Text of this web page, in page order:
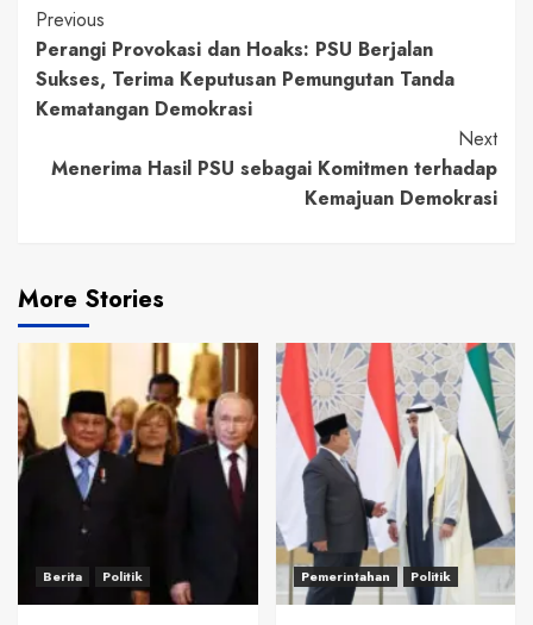
Continue
Reading
Previous
Perangi Provokasi dan Hoaks: PSU Berjalan
Sukses, Terima Keputusan Pemungutan Tanda
Kematangan Demokrasi
Next
Menerima Hasil PSU sebagai Komitmen terhadap
Kemajuan Demokrasi
More Stories
Berita Politik Pemerintahan Politik